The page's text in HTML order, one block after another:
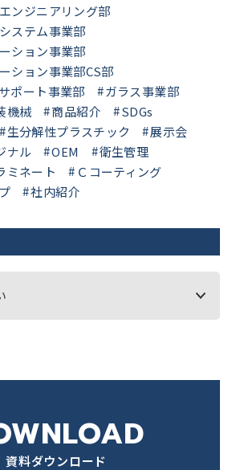
ンジニアリング部
ステム事業部
ション事業部
ション事業部CS部
ポート事業部
ガラス事業部
機械 商品紹介
SDGs
生分解性プラスチック
展示会
ナル OEM
衛生管理
ミネート
Ｃコーティング
社内紹介
資料ダウンロード